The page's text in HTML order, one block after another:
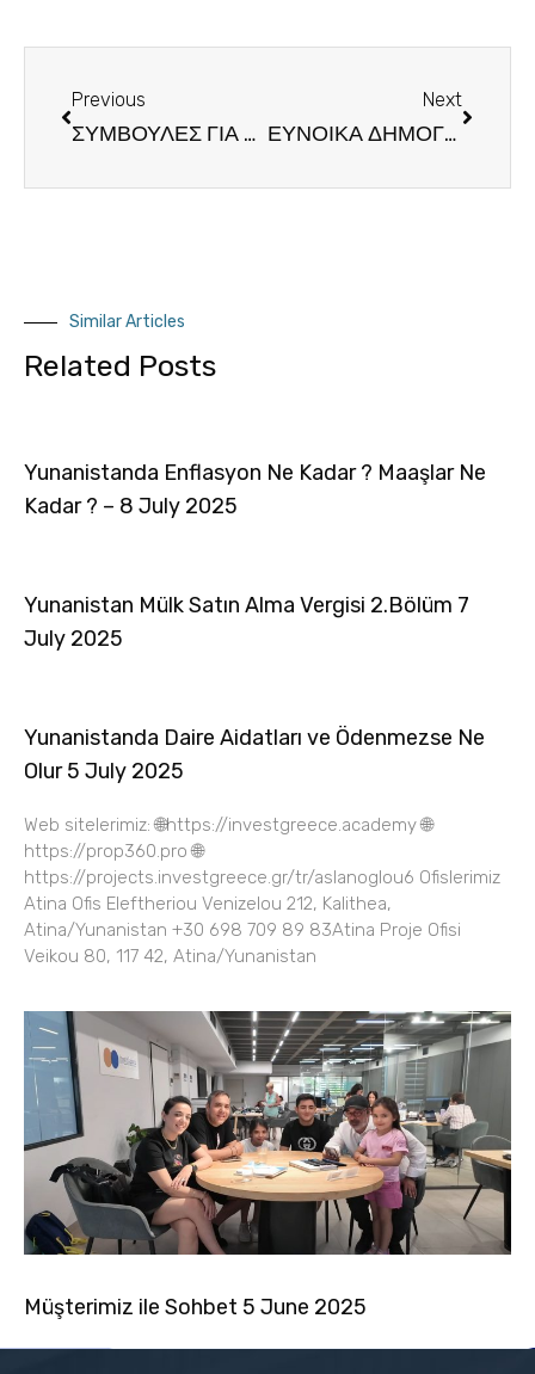
Previous
ΣΥΜΒΟΥΛΕΣ ΓΙΑ ΣΩΣΤΗ ΕΠΙΧΕΙΡΗΜΑΤΙΚΗ ΣΥΝΑΛΛΑΓΗ ΜΕ ΕΤΑΙΡΙΕΣ ΕΞΩΤΕΡΙΚΟΥ
Next
ΕΥΝΟΙΚΑ ΔΗΜΟΓΡΑΦΙΚΑ ΣΤΟΙΧΕΙΑ ΤΗΣ ΤΟΥΡΚΙΑΣ
Similar Articles
Related Posts
Yunanistanda Enflasyon Ne Kadar ? Maaşlar Ne
Kadar ? – 8 July 2025
Yunanistan Mülk Satın Alma Vergisi 2.Bölüm 7
July 2025
Yunanistanda Daire Aidatları ve Ödenmezse Ne
Olur 5 July 2025
Web sitelerimiz: 🌐https://investgreece.academy 🌐
https://prop360.pro 🌐
https://projects.investgreece.gr/tr/aslanoglou6 Ofislerimiz
Atina Ofis Eleftheriou Venizelou 212, Kalithea,
Atina/Yunanistan +30 698 709 89 83Atina Proje Ofisi
Veikou 80, 117 42, Atina/Yunanistan
Müşterimiz ile Sohbet 5 June 2025